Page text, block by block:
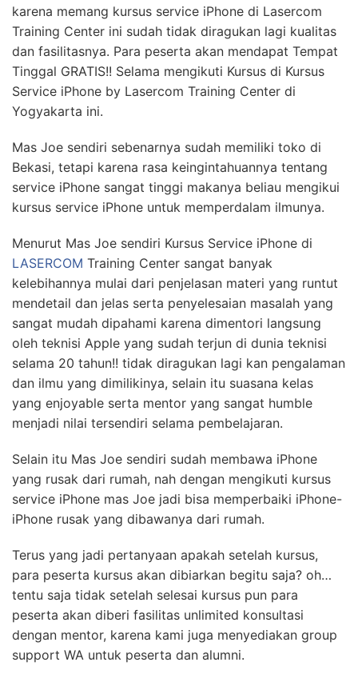
karena memang kursus service iPhone di Lasercom
Training Center ini sudah tidak diragukan lagi kualitas
dan fasilitasnya. Para peserta akan mendapat Tempat
Tinggal GRATIS!! Selama mengikuti Kursus di Kursus
Service iPhone by Lasercom Training Center di
Yogyakarta ini.
Mas Joe sendiri sebenarnya sudah memiliki toko di
Bekasi, tetapi karena rasa keingintahuannya tentang
service iPhone sangat tinggi makanya beliau mengikui
kursus service iPhone untuk memperdalam ilmunya.
Menurut Mas Joe sendiri Kursus Service iPhone di
LASERCOM Training Center sangat banyak
kelebihannya mulai dari penjelasan materi yang runtut
mendetail dan jelas serta penyelesaian masalah yang
sangat mudah dipahami karena dimentori langsung
oleh teknisi Apple yang sudah terjun di dunia teknisi
selama 20 tahun!! tidak diragukan lagi kan pengalaman
dan ilmu yang dimilikinya, selain itu suasana kelas
yang enjoyable serta mentor yang sangat humble
menjadi nilai tersendiri selama pembelajaran.
Selain itu Mas Joe sendiri sudah membawa iPhone
yang rusak dari rumah, nah dengan mengikuti kursus
service iPhone mas Joe jadi bisa memperbaiki iPhone-
iPhone rusak yang dibawanya dari rumah.
Terus yang jadi pertanyaan apakah setelah kursus,
para peserta kursus akan dibiarkan begitu saja? oh…
tentu saja tidak setelah selesai kursus pun para
peserta akan diberi fasilitas unlimited konsultasi
dengan mentor, karena kami juga menyediakan group
support WA untuk peserta dan alumni.